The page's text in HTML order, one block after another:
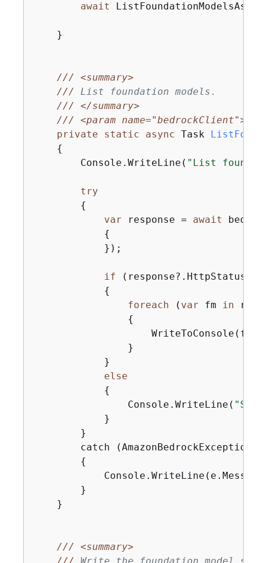
await
    }
///
<summary>
/// List foundation models.
///
</summary>
///
<param name="bedrockClient">
private
static async Task
{
        Console.WriteLine(
"List
try
{
var response = await
{
            });
if
{
foreach ( var fm in
{
                    WriteToConsole(fm);
                }
            }
else
{
                Console.WriteLine(
            }
        }
catch (AmazonBedrockException
{
        }
    }
///
<summary>